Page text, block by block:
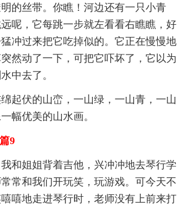
的丝带。你瞧！河边还有一只小青
呢，它每跳一步就左看看右瞧瞧，好
冲过来把它吃掉似的。它正在慢慢地
然动了一下，可把它吓坏了，它以为
中去了。
起伏的山峦，一山绿，一山青，一山
幅优美的山水画。
9
和姐姐背着吉他，兴冲冲地去琴行学
常和我们开玩笑，玩游戏。可今天不
嘻地走进琴行时，老师没有上前来打